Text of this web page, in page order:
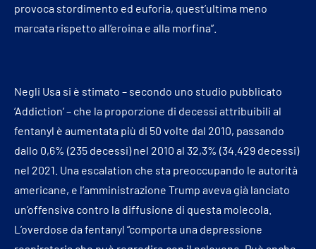
provoca stordimento ed euforia, quest’ultima meno
marcata rispetto all’eroina e alla morfina”.
Negli Usa si è stimato – secondo uno studio pubblicato
‘Addiction’ – che la proporzione di decessi attribuibili al
fentanyl è aumentata più di 50 volte dal 2010, passando
dallo 0,6% (235 decessi) nel 2010 al 32,3% (34.429 decessi)
nel 2021. Una escalation che sta preoccupando le autorità
americane, e l’amministrazione Trump aveva già lanciato
un’offensiva contro la diffusione di questa molecola.
L’overdose da fentanyl “comporta una depressione